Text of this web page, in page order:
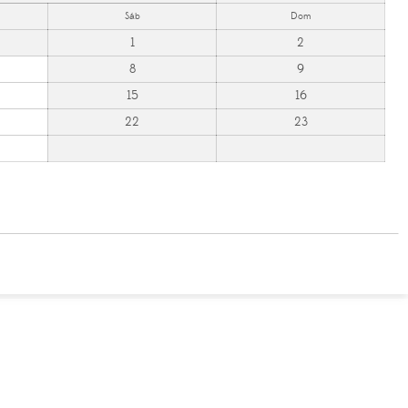
Sáb Dom
1
2
8
9
15
16
22
23